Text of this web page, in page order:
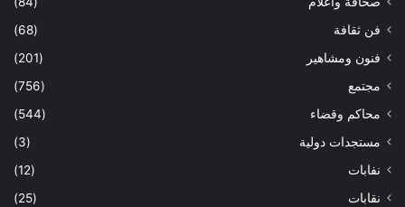
فن ثقافة
(68)
فنون ومشاهير
(201)
مجتمع
(756)
محاكم وقضاء
(544)
مستجدات دولية
(3)
نفابات
(12)
نقابات
(25)